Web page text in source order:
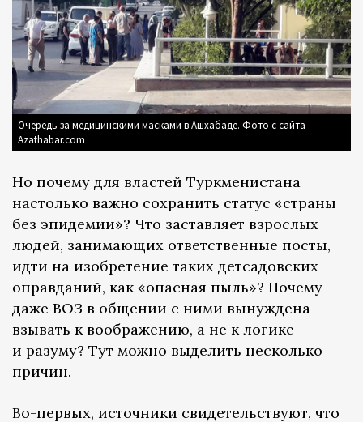
Очередь за медицинскими масками в Ашхабаде. Фото с сайта
Azathabar.com
Но почему для властей Туркменистана
настолько важно сохранить статус «страны
без эпидемии»? Что заставляет взрослых
людей, занимающих ответственные посты,
идти на изобретение таких детсадовских
оправданий, как «опасная пыль»? Почему
даже ВОЗ в общении с ними вынуждена
взывать к воображению, а не к логике
и разуму? Тут можно выделить несколько
причин.
Во-первых, источники свидетельствуют, что